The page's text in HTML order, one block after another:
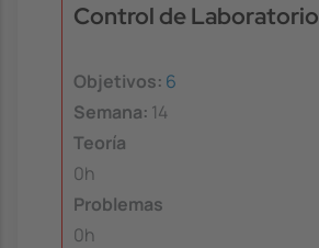
Control de Laboratorio
Objetivos: 6
Semana: 14
Teoría
0h
Problemas
0h